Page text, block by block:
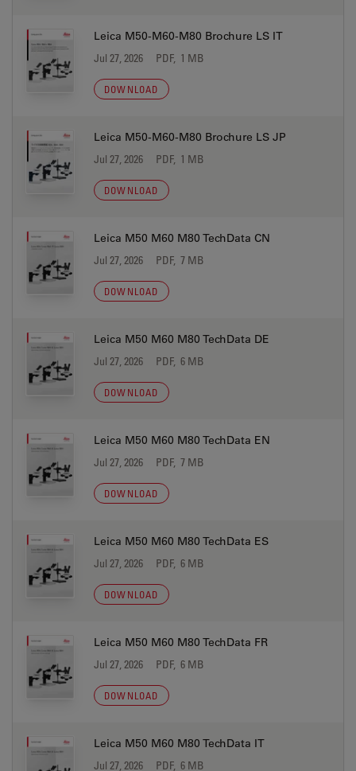
Leica M50-M60-M80 Brochure LS IT
Jul 27, 2026 PDF, 1 MB
DOWNLOAD
Leica M50-M60-M80 Brochure LS JP
Jul 27, 2026 PDF, 1 MB
DOWNLOAD
Leica M50 M60 M80 TechData CN
Jul 27, 2026 PDF, 7 MB
DOWNLOAD
Leica M50 M60 M80 TechData DE
Jul 27, 2026 PDF, 6 MB
DOWNLOAD
Leica M50 M60 M80 TechData EN
Jul 27, 2026 PDF, 7 MB
DOWNLOAD
Leica M50 M60 M80 TechData ES
Jul 27, 2026 PDF, 6 MB
DOWNLOAD
Leica M50 M60 M80 TechData FR
Jul 27, 2026 PDF, 6 MB
DOWNLOAD
Leica M50 M60 M80 TechData IT
Jul 27, 2026 PDF, 6 MB